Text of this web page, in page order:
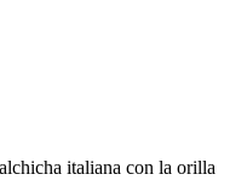
italiana con la orilla